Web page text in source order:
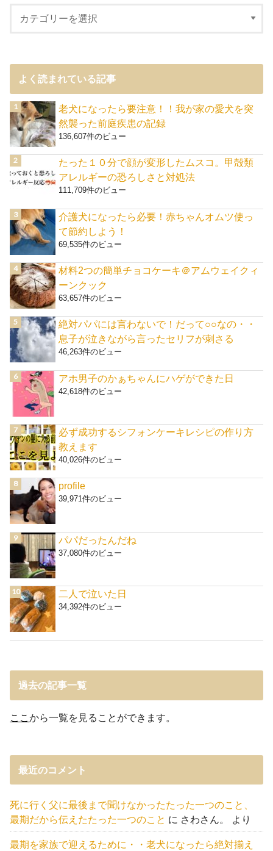
よく読まれている記事
老犬になったら要注意！！我が家の愛犬を突
然襲った前庭疾患の記録
136,607件のビュー
たった１０分で顔が変形したムスコ。甲殻類
アレルギーの恐ろしさと対処法
111,709件のビュー
介護犬になったら必要！赤ちゃんオムツ使っ
て節約しよう！
69,535件のビュー
材料2つの簡単チョコケーキ＠アムウェイクィ
ーンクック
63,657件のビュー
絶対パパには言わないで！だって○○なの・・
息子が泣きながら言ったセリフが刺さる
46,263件のビュー
アホ男子のかぁちゃんにハゲができた日
42,618件のビュー
必ず成功するシフォンケーキレシピの作り方
教えます
40,026件のビュー
profile
39,971件のビュー
パパだったんだね
37,080件のビュー
二人で泣いた日
34,392件のビュー
過去の記事一覧
ここから一覧を見ることができます。
最近のコメント
死に行く父に最後まで聞けなかったたった一つのこと、
最期だから伝えたたった一つのこと に さわさん。 より
最期を家族で迎えるために・・老犬になったら絶対揃え